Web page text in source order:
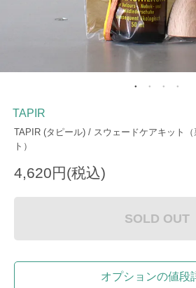
TAPIR
TAPIR (タピール) / スウェードケアキット
ト）
4,620円(税込)
SOLD OUT
オプションの値段